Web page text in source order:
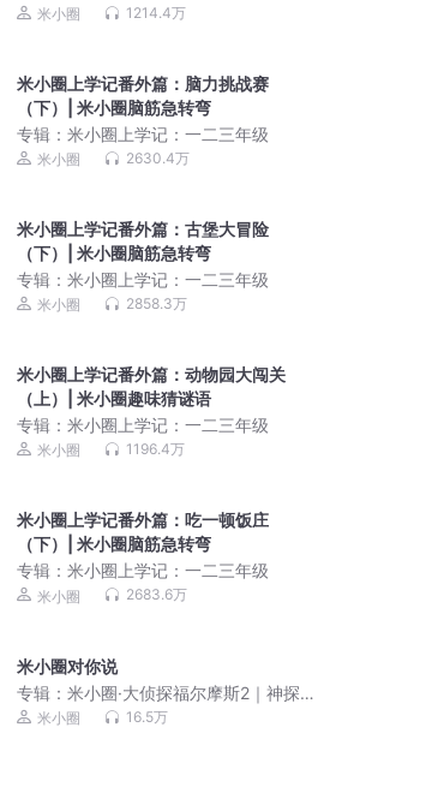
米小圈 1214.4万
米小圈上学记番外篇：脑力挑战赛
（下）| 米小圈脑筋急转弯
专辑：米小圈上学记：一二三年级
米小圈 2630.4万
米小圈上学记番外篇：古堡大冒险
（下）| 米小圈脑筋急转弯
专辑：米小圈上学记：一二三年级
米小圈 2858.3万
米小圈上学记番外篇：动物园大闯关
（上）| 米小圈趣味猜谜语
专辑：米小圈上学记：一二三年级
米小圈 1196.4万
米小圈上学记番外篇：吃一顿饭庄
（下）| 米小圈脑筋急转弯
专辑：米小圈上学记：一二三年级
米小圈 2683.6万
米小圈对你说
专辑：米小圈·大侦探福尔摩斯2｜神探夏
洛克2米小圈 16.5万